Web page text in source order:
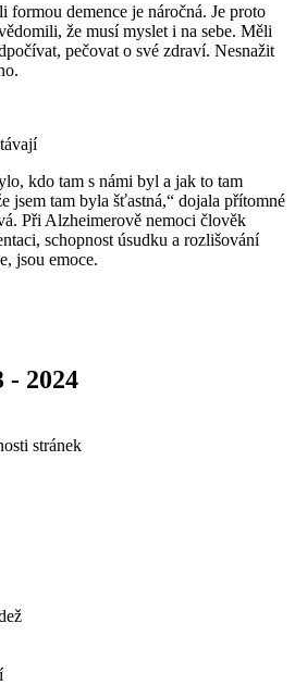
formou demence je náročná. Je proto
že musí myslet i na sebe. Měli
pečovat o své zdraví. Nesnažit
kdo tam s námi byl a jak to tam
jsem tam byla šťastná,“ dojala přítomné
Při Alzheimerově nemoci člověk
schopnost úsudku a rozlišování
jsou emoce.
- 2024
stránek